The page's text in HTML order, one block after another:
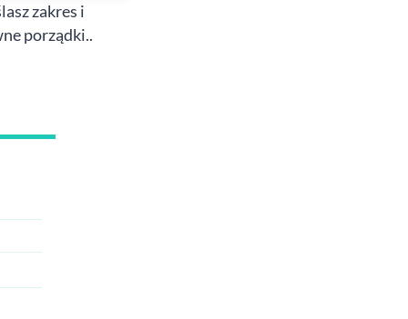
zakres i
porządki..